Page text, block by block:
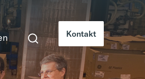
Kontakt